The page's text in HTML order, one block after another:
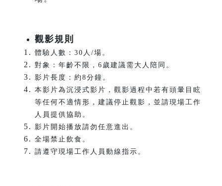
觀影規則
體驗人數：30人/場。
對象：年齡不限，6歲建議需大人陪同。
影片長度：約8分鐘。
本影片為沉浸式影片，觀影過程中若有頭暈目眩
等任何不適情形，建議停止觀影，並請現場工作
人員提供協助。
影片開始播放請勿任意進出。
全場禁止飲食。
請遵守現場工作人員動線指示。